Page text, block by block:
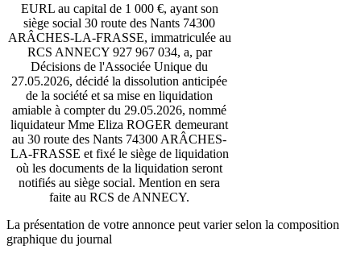
EURL au capital de 1 000 €, ayant son
siège social 30 route des Nants 74300
ARÂCHES-LA-FRASSE, immatriculée au
RCS ANNECY 927 967 034, a, par
Décisions de l'Associée Unique du
27.05.2026, décidé la dissolution anticipée
de la société et sa mise en liquidation
amiable à compter du 29.05.2026, nommé
liquidateur Mme Eliza ROGER demeurant
au 30 route des Nants 74300 ARÂCHES-
LA-FRASSE et fixé le siège de liquidation
où les documents de la liquidation seront
notifiés au siège social. Mention en sera
faite au RCS de ANNECY.
La présentation de votre annonce peut varier selon la composition
graphique du journal